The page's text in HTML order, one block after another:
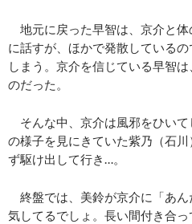
地元に戻った早智は、京介と
に話すが、ほかで発散している
しまう。京介を信じている早智
のだった。
そんな中、京介は風邪をひい
の様子を見にきていた紫乃（石
ず駆け出して行き…。
終盤では、美鈴が京介に「あ
気してるでしょ。長い間付き合